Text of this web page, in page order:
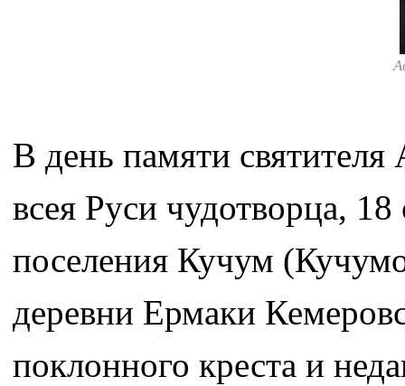
В день памяти
всея Руси чудотворца,
поселения Кучум
деревни Ермаки
поклонного креста и